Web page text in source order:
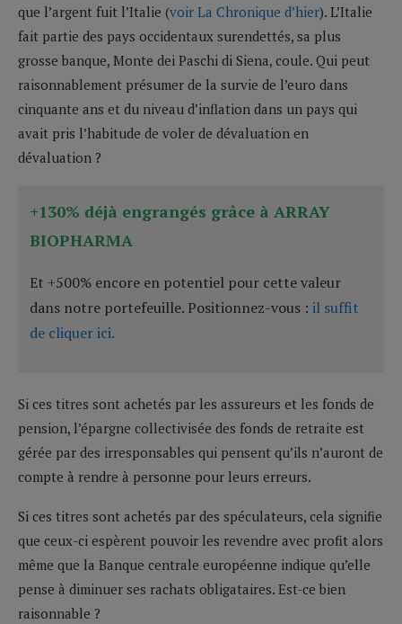
que l’argent fuit l’Italie (voir La Chronique d’hier). L’Italie
fait partie des pays occidentaux surendettés, sa plus
grosse banque, Monte dei Paschi di Siena, coule. Qui peut
raisonnablement présumer de la survie de l’euro dans
cinquante ans et du niveau d’inflation dans un pays qui
avait pris l’habitude de voler de dévaluation en
dévaluation ?
+130% déjà engrangés grâce à ARRAY
BIOPHARMA
Et +500% encore en potentiel pour cette valeur
dans notre portefeuille. Positionnez-vous : il suffit
de cliquer ici.
Si ces titres sont achetés par les assureurs et les fonds de
pension, l’épargne collectivisée des fonds de retraite est
gérée par des irresponsables qui pensent qu’ils n’auront de
compte à rendre à personne pour leurs erreurs.
Si ces titres sont achetés par des spéculateurs, cela signifie
que ceux-ci espèrent pouvoir les revendre avec profit alors
même que la Banque centrale européenne indique qu’elle
pense à diminuer ses rachats obligataires. Est-ce bien
raisonnable ?